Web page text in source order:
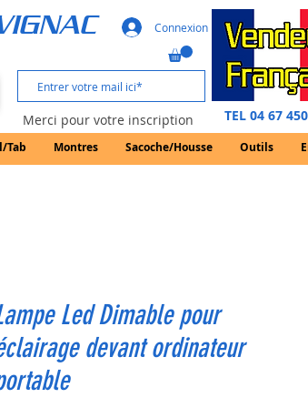
Tab Montres Sacoche/Housse Outils
TEL 04 67
Merci pour votre inscription
Connexion
Led Dimable pour
devant ordinateur